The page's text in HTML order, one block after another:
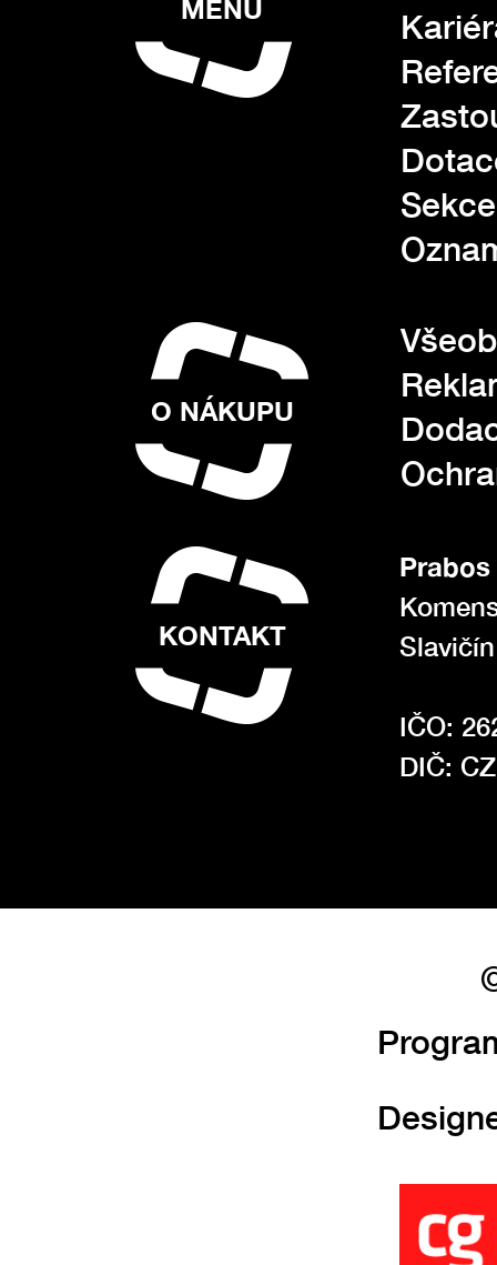
MENU
O NÁKUPU
KONTAKT
IČO:
DIČ: